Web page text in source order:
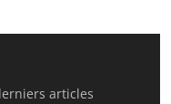
articles